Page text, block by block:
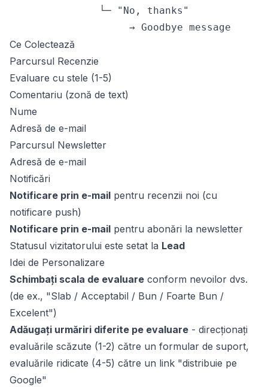
               └─ "No, thanks"
                    → Goodbye message
Ce Colectează
Parcursul Recenzie
Evaluare cu stele (1-5)
Comentariu (zonă de text)
Nume
Adresă de e-mail
Parcursul Newsletter
Adresă de e-mail
Notificări
Notificare prin e-mail pentru recenzii noi (cu
notificare push)
Notificare prin e-mail pentru abonări la newsletter
Statusul vizitatorului este setat la Lead
Idei de Personalizare
Schimbați scala de evaluare conform nevoilor dvs.
(de ex., "Slab / Acceptabil / Bun / Foarte Bun /
Excelent")
Adăugați urmăriri diferite pe evaluare - direcționați
evaluările scăzute (1-2) către un formular de suport,
evaluările ridicate (4-5) către un link "distribuie pe
Google"